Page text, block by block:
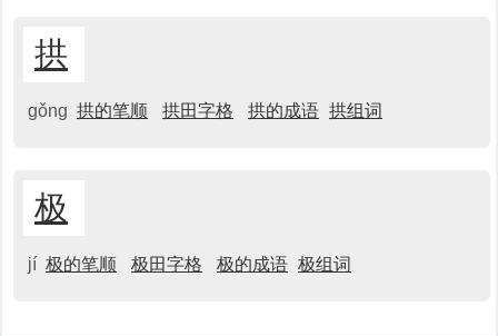
拱
gǒng 拱的笔顺 拱田字格 拱的成语 拱组词
极
jí 极的笔顺 极田字格 极的成语 极组词